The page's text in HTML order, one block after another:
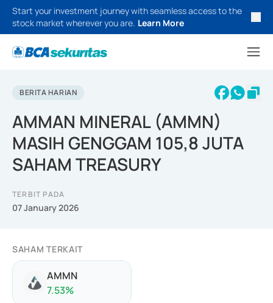
Start your investment journey with seamless access to the
stock market wherever you are. Learn More
BERITA HARIAN
AMMAN MINERAL (AMMN)
MASIH GENGGAM 105,8 JUTA
SAHAM TREASURY
TERBIT PADA
07 January 2026
SAHAM TERKAIT
AMMN
7.53%